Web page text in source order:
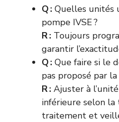
Q : Quelles unités
pompe IVSE ?
R : Toujours
garantir
Q : Que faire si le
pas proposé par la
R : Ajuster à
inférieure selon la
traitement et